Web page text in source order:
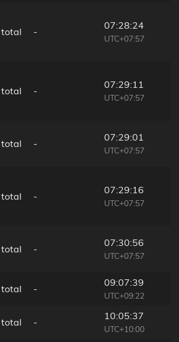
total -
07:28:24
UTC+07:57
total -
07:29:11
UTC+07:57
total -
07:29:01
UTC+07:57
total -
07:29:16
UTC+07:57
total -
07:30:56
UTC+07:57
total -
09:07:39
UTC+09:22
total -
10:05:37
UTC+10:00